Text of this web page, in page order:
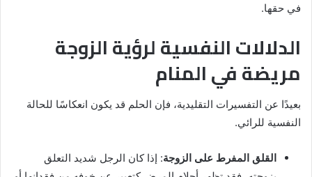
في حقها.
الدلالات النفسية لرؤية الزوجة
مريضة في المنام
بعيدًا عن التفسيرات التقليدية، فإن الحلم قد يكون انعكاسًا للحالة
النفسية للرائي.
القلق المفرط على الزوجة: إذا كان الرجل شديد التعلق